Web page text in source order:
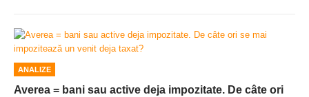
ANALIZE
Averea = bani sau active deja impozitate. De câte ori